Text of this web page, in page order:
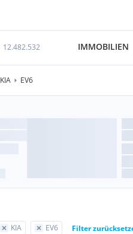
12.482.532 IMMOBILIEN
KIA EV6
KIA EV6 Filter